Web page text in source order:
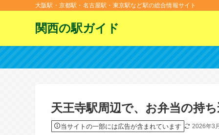
大阪駅・京都駅・名古屋駅・東京駅など駅の総合情報サイト
関西の駅ガイド
天王寺駅周辺で、お弁当の持
当サイトの一部には広告が含まれています 2026年3